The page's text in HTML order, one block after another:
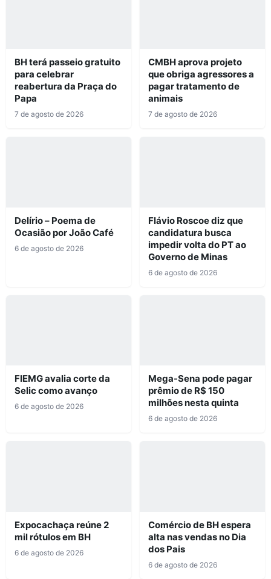
BH terá passeio gratuito
para celebrar
reabertura da Praça do
Papa
7 de agosto de 2026
CMBH aprova projeto
que obriga agressores a
pagar tratamento de
animais
7 de agosto de 2026
Delírio – Poema de
Ocasião por João Café
6 de agosto de 2026
Flávio Roscoe diz que
candidatura busca
impedir volta do PT ao
Governo de Minas
6 de agosto de 2026
FIEMG avalia corte da
Selic como avanço
6 de agosto de 2026
Mega-Sena pode pagar
prêmio de R$ 150
milhões nesta quinta
6 de agosto de 2026
Expocachaça reúne 2
mil rótulos em BH
6 de agosto de 2026
Comércio de BH espera
alta nas vendas no Dia
dos Pais
6 de agosto de 2026